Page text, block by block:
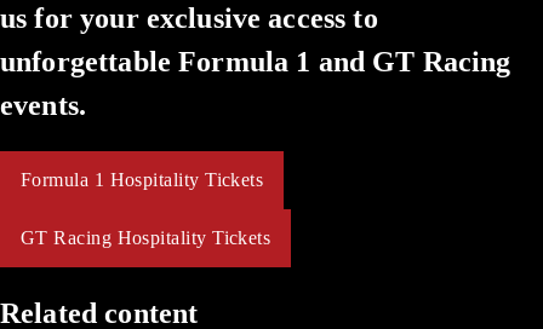
us for your exclusive access to
unforgettable Formula 1 and GT Racing
events.
Formula 1 Hospitality Tickets
GT Racing Hospitality Tickets
Related content